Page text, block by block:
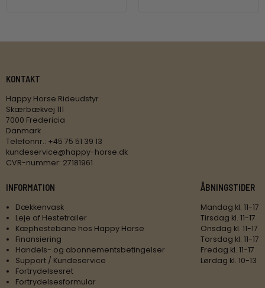
KONTAKT
Happy Horse Rideudstyr
Skærbækvej 111
7000 Fredericia
Danmark
Telefonnr.: +45 75 51 39 13
kundeservice@happy-horse.dk
CVR-nummer: 27181961
INFORMATION
Dækkenvask
Leje af Hestetrailer
Kæphestebane hos Happy Horse
Finansiering
Handels- og abonnementsbetingelser
Support / Kundeservice
Fortrydelsesret
Fortrydelsesformular
ÅBNINGSTIDER
Mandag kl. 11-17
Tirsdag kl. 11-17
Onsdag kl. 11-17
Torsdag kl. 11-17
Fredag kl. 11-17
Lørdag kl. 10-13